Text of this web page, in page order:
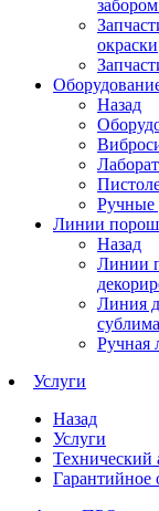
окраски
Назад
Ручные
Линии
Назад
Линии
Линия
Ручная
Услуги
Назад
Услуги
Технический
Гарантийное